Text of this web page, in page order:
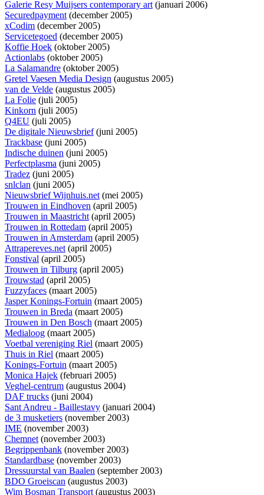
Galerie Resy Muijsers contemporary art(januari 2006)
Securedpayment(december 2005)
xCodim (december 2005)
Servicetegoed (december 2005)
Koffie Hoek (oktober 2005)
Actionlabs (oktober 2005)
La Salamandre (oktober 2005)
Gretel Vaesen Media Design (augustus 2005)
van de Velde (augustus 2005)
La Folie (juli 2005)
Kinkorn (juli 2005)
Q4EU (juli 2005)
De digitale Nieuwsbrief(juni 2005)
Trackbase (juni 2005)
Indische duinen (juni 2005)
Perfectplasma (juni 2005)
Tradez (juni 2005)
snlclan (juni 2005)
Nieuwsbrief Wijnhuis.net(mei 2005)
Trouwen in Eindhoven (april 2005)
Trouwen in Maastricht(april 2005)
Trouwen in Rottedam (april 2005)
Trouwen in Amsterdam (april 2005)
Attrapereves.net(april 2005)
Fonstival (april 2005)
Trouwen in Tilburg (april 2005)
Trouwstad (april 2005)
Fuzzyfaces (maart 2005)
Jasper Konings-Fortuin (maart 2005)
Trouwen in Breda (maart 2005)
Trouwen in Den Bosch (maart 2005)
Medialoog (maart 2005)
Voetbal vereniging Riel (maart 2005)
Thuis in Riel (maart 2005)
Konings-Fortuin (maart 2005)
Monica Hajek (februari 2005)
Veghel-centrum (augustus 2004)
DAF trucks (juni 2004)
Sant Andreu - Baillestavy (januari 2004)
de 3 musketiers (november 2003)
IME (november 2003)
Chemnet(november 2003)
Begrippenbank (november 2003)
Standardbase (november 2003)
Dressuurstal van Baalen (september 2003)
BDO Groeiscan (augustus 2003)
Wim Bosman Transport(augustus 2003)